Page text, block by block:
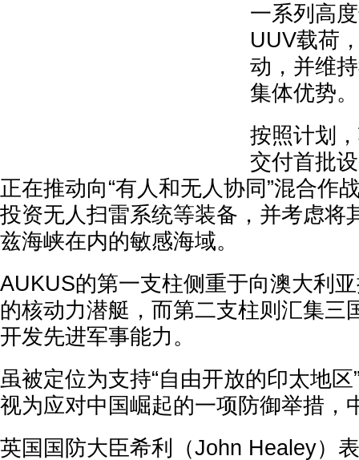
一系列高
UUV载荷
动，并维
集体优势。
按照计划
交付首批
正在推动向“有人和无人协同”混合作
投资无人扫雷系统等装备，并考虑将
兹海峡在内的敏感海域。
AUKUS的第一支柱侧重于向澳大利
的核动力潜艇，而第二支柱则汇集三
开发先进军事能力。
虽被定位为支持“自由开放的印太地
视为应对中国崛起的一项防御举措，
英国国防大臣希利（John Healey）